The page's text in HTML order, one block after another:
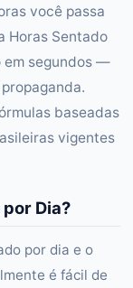
você passa
Horas Sentado
em segundos —
baseadas
vigentes
Dia?
por dia e o
é fácil de